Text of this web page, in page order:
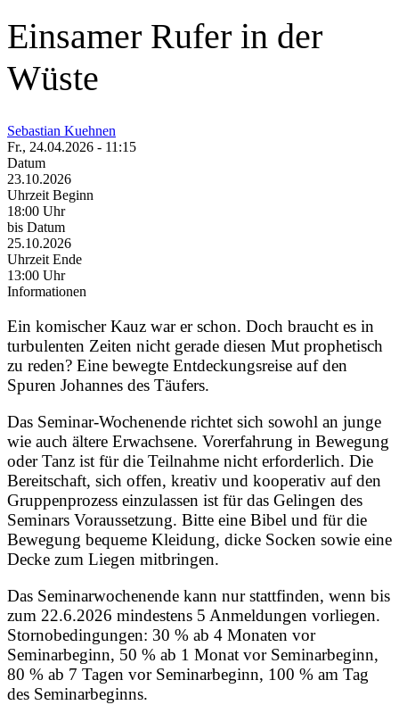
Einsamer Rufer in der
Wüste
Sebastian Kuehnen
Fr., 24.04.2026 - 11:15
Datum
23.10.2026
Uhrzeit Beginn
18:00 Uhr
bis Datum
25.10.2026
Uhrzeit Ende
13:00 Uhr
Informationen
Ein komischer Kauz war er schon. Doch braucht es in
turbulenten Zeiten nicht gerade diesen Mut prophetisch
zu reden? Eine bewegte Entdeckungsreise auf den
Spuren Johannes des Täufers.
Das Seminar-Wochenende richtet sich sowohl an junge
wie auch ältere Erwachsene. Vorerfahrung in Bewegung
oder Tanz ist für die Teilnahme nicht erforderlich. Die
Bereitschaft, sich offen, kreativ und kooperativ auf den
Gruppenprozess einzulassen ist für das Gelingen des
Seminars Voraussetzung. Bitte eine Bibel und für die
Bewegung bequeme Kleidung, dicke Socken sowie eine
Decke zum Liegen mitbringen.
Das Seminarwochenende kann nur stattfinden, wenn bis
zum 22.6.2026 mindestens 5 Anmeldungen vorliegen.
Stornobedingungen: 30 % ab 4 Monaten vor
Seminarbeginn, 50 % ab 1 Monat vor Seminarbeginn,
80 % ab 7 Tagen vor Seminarbeginn, 100 % am Tag
des Seminarbeginns.